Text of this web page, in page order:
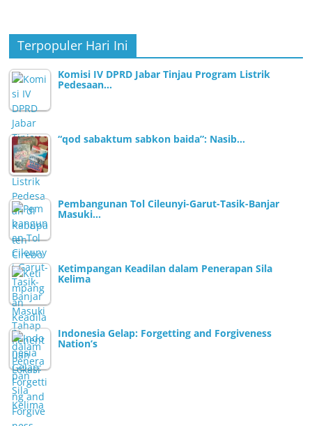
Terpopuler Hari Ini
Komisi IV DPRD Jabar Tinjau Program Listrik
Pedesaan…
“qod sabaktum sabkon baida”: Nasib…
Pembangunan Tol Cileunyi-Garut-Tasik-Banjar
Masuki…
Ketimpangan Keadilan dalam Penerapan Sila
Kelima
Indonesia Gelap: Forgetting and Forgiveness
Nation’s